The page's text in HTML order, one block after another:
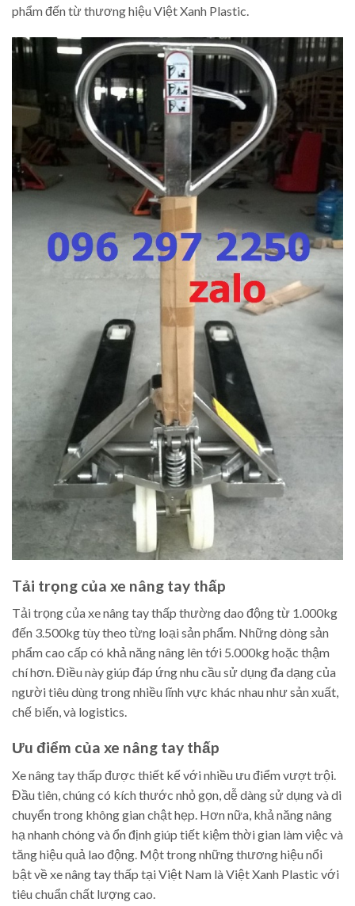
phẩm đến từ thương hiệu Việt Xanh Plastic.
Tải trọng của xe nâng tay thấp
Tải trọng của xe nâng tay thấp thường dao động từ 1.000kg
đến 3.500kg tùy theo từng loại sản phẩm. Những dòng sản
phẩm cao cấp có khả năng nâng lên tới 5.000kg hoặc thậm
chí hơn. Điều này giúp đáp ứng nhu cầu sử dụng đa dạng của
người tiêu dùng trong nhiều lĩnh vực khác nhau như sản xuất,
chế biến, và logistics.
Ưu điểm của xe nâng tay thấp
Xe nâng tay thấp được thiết kế với nhiều ưu điểm vượt trội.
Đầu tiên, chúng có kích thước nhỏ gọn, dễ dàng sử dụng và di
chuyển trong không gian chật hẹp. Hơn nữa, khả năng nâng
hạ nhanh chóng và ổn định giúp tiết kiệm thời gian làm việc và
tăng hiệu quả lao động. Một trong những thương hiệu nổi
bật về xe nâng tay thấp tại Việt Nam là Việt Xanh Plastic với
tiêu chuẩn chất lượng cao.